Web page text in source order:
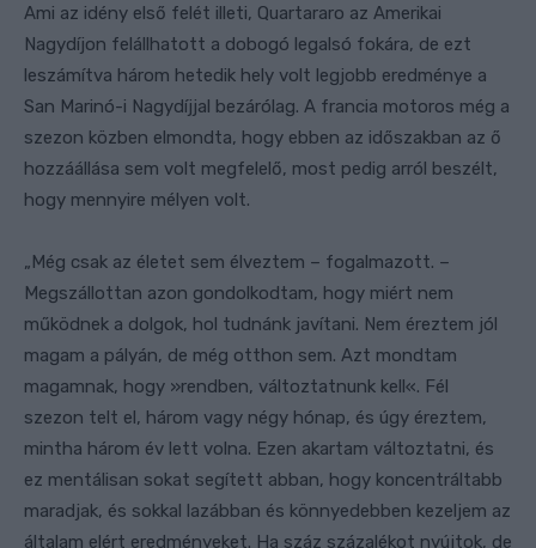
Ami az idény első felét illeti, Quartararo az Amerikai
Nagydíjon felállhatott a dobogó legalsó fokára, de ezt
leszámítva három hetedik hely volt legjobb eredménye a
San Marinó-i Nagydíjjal bezárólag. A francia motoros még a
szezon közben elmondta, hogy ebben az időszakban az ő
hozzáállása sem volt megfelelő, most pedig arról beszélt,
hogy mennyire mélyen volt.
„Még csak az életet sem élveztem – fogalmazott. –
Megszállottan azon gondolkodtam, hogy miért nem
működnek a dolgok, hol tudnánk javítani. Nem éreztem jól
magam a pályán, de még otthon sem. Azt mondtam
magamnak, hogy »rendben, változtatnunk kell«. Fél
szezon telt el, három vagy négy hónap, és úgy éreztem,
mintha három év lett volna. Ezen akartam változtatni, és
ez mentálisan sokat segített abban, hogy koncentráltabb
maradjak, és sokkal lazábban és könnyedebben kezeljem az
általam elért eredményeket. Ha száz százalékot nyújtok, de